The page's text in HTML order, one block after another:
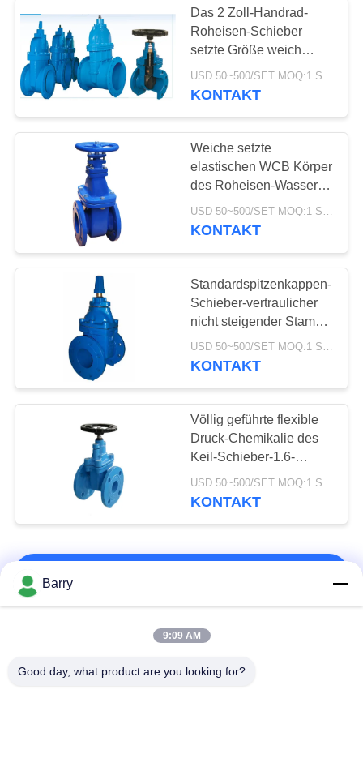
Pneumatikventil
Digital-Ventil-
Stellwerk
Rexroth-
Magnetventil
14
Neigen Sie
Begrenzungsschalter
15
Das 2 Zoll-Handrad-
Roheisen-Schieber
setzte Größe weich
DN50-600 für Wasser
USD 50~500/SET MOQ:1 Satz
KONTAKT
Weiche setzte
elastischen WCB Körper
des Roheisen-Wasser-
Schieber-nicht
steigenden Stamm-
USD 50~500/SET MOQ:1 Satz
KONTAKT
Standardspitzenkappen-
Schieber-vertraulicher
nicht steigender Stamm-
Schieber
USD 50~500/SET MOQ:1 Satz
KONTAKT
Völlig geführte flexible
Druck-Chemikalie des
Keil-Schieber-1.6-
16mpa beständig
KONTAKT
Beliebte Kategorien
Barry
9:09 AM
Good day, what product are you looking for?